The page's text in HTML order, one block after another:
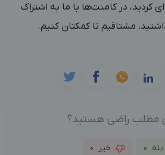
کردید، در کامنت‌ها با ما به اشتراک
مشتاقیم تا کمکتان کنیم.
مطلب راضی هستید؟
بله 0 خیر 0